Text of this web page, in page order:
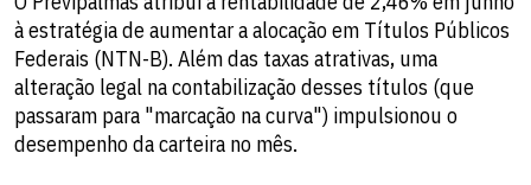
à estratégia de aumentar a alocação em Títulos Públicos
Federais (NTN-B). Além das taxas atrativas, uma
alteração legal na contabilização desses títulos (que
passaram para "marcação na curva") impulsionou o
desempenho da carteira no mês.